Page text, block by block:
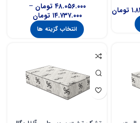
تومان
۴۸.۰۵۶.۰۰۰ تومان –
۱۴.۷۳۷.۰۰۰ تومان
انتخاب گزینه ها